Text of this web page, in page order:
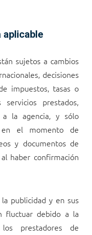
aplicable
sujetos a cambios
decisiones
impuestos, tasas o
prestados,
a la agencia, y sólo
el momento de
y documentos de
haber confirmación
publicidad y en sus
fluctuar debido a la
prestadores de